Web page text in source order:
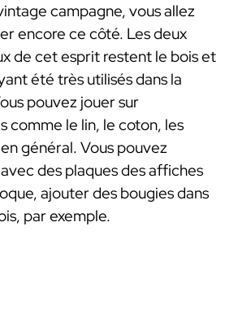
campagne, vous allez
encore ce côté. Les deux
de cet esprit restent le bois et
été très utilisés dans la
pouvez jouer sur
comme le lin, le coton, les
général. Vous pouvez
des plaques des affiches
ajouter des bougies dans
par exemple.